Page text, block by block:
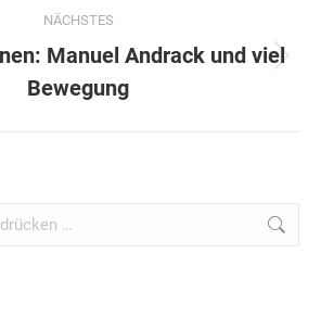
NÄCHSTES
Nächster
Beitrag:
Manuel Andrack und viel
Bewegung